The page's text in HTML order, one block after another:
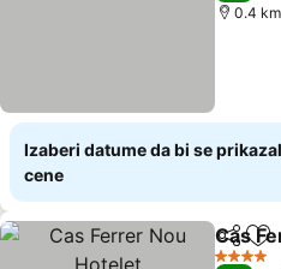
0.4
Izaberi datume da bi se
cene
Deli
Cas
4